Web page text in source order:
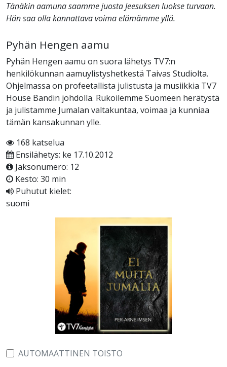
Tänäkin aamuna saamme juosta Jeesuksen luokse turvaan.
Hän saa olla kannattava voima elämämme yllä.
Pyhän Hengen aamu
Pyhän Hengen aamu on suora lähetys TV7:n
henkilökunnan aamuylistyshetkestä Taivas Studiolta.
Ohjelmassa on profeetallista julistusta ja musiikkia TV7
House Bandin johdolla. Rukoilemme Suomeen herätystä
ja julistamme Jumalan valtakuntaa, voimaa ja kunniaa
tämän kansakunnan ylle.
168 katselua
Ensilähetys: ke 17.10.2012
Jaksonumero: 12
Kesto: 30 min
Puhutut kielet:
suomi
AUTOMAATTINEN TOISTO